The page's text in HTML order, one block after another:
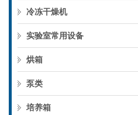
冷冻干燥机
实验室常用设备
烘箱
泵类
培养箱